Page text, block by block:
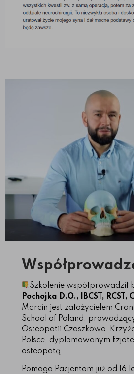
Szkolenie współprowadził
Pochojka D.O., IBCST, RCST,
Marcin jest założycielem
School of Poland,
Osteopatii Czaszkowo-
Polsce, dyplomowanym
osteopatą.
Pomaga Pacjentom już od 16